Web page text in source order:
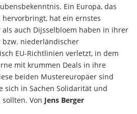
Ein Europa, das
hat ein ernstes
als auch Dijsselbloem haben in ihrer
niederländischer
EU-Richtlinien verletzt, in dem
mit krummen Deals in ihre
beiden Mustereuropäer sind
sich in Sachen Solidarität und
Von Jens Berger